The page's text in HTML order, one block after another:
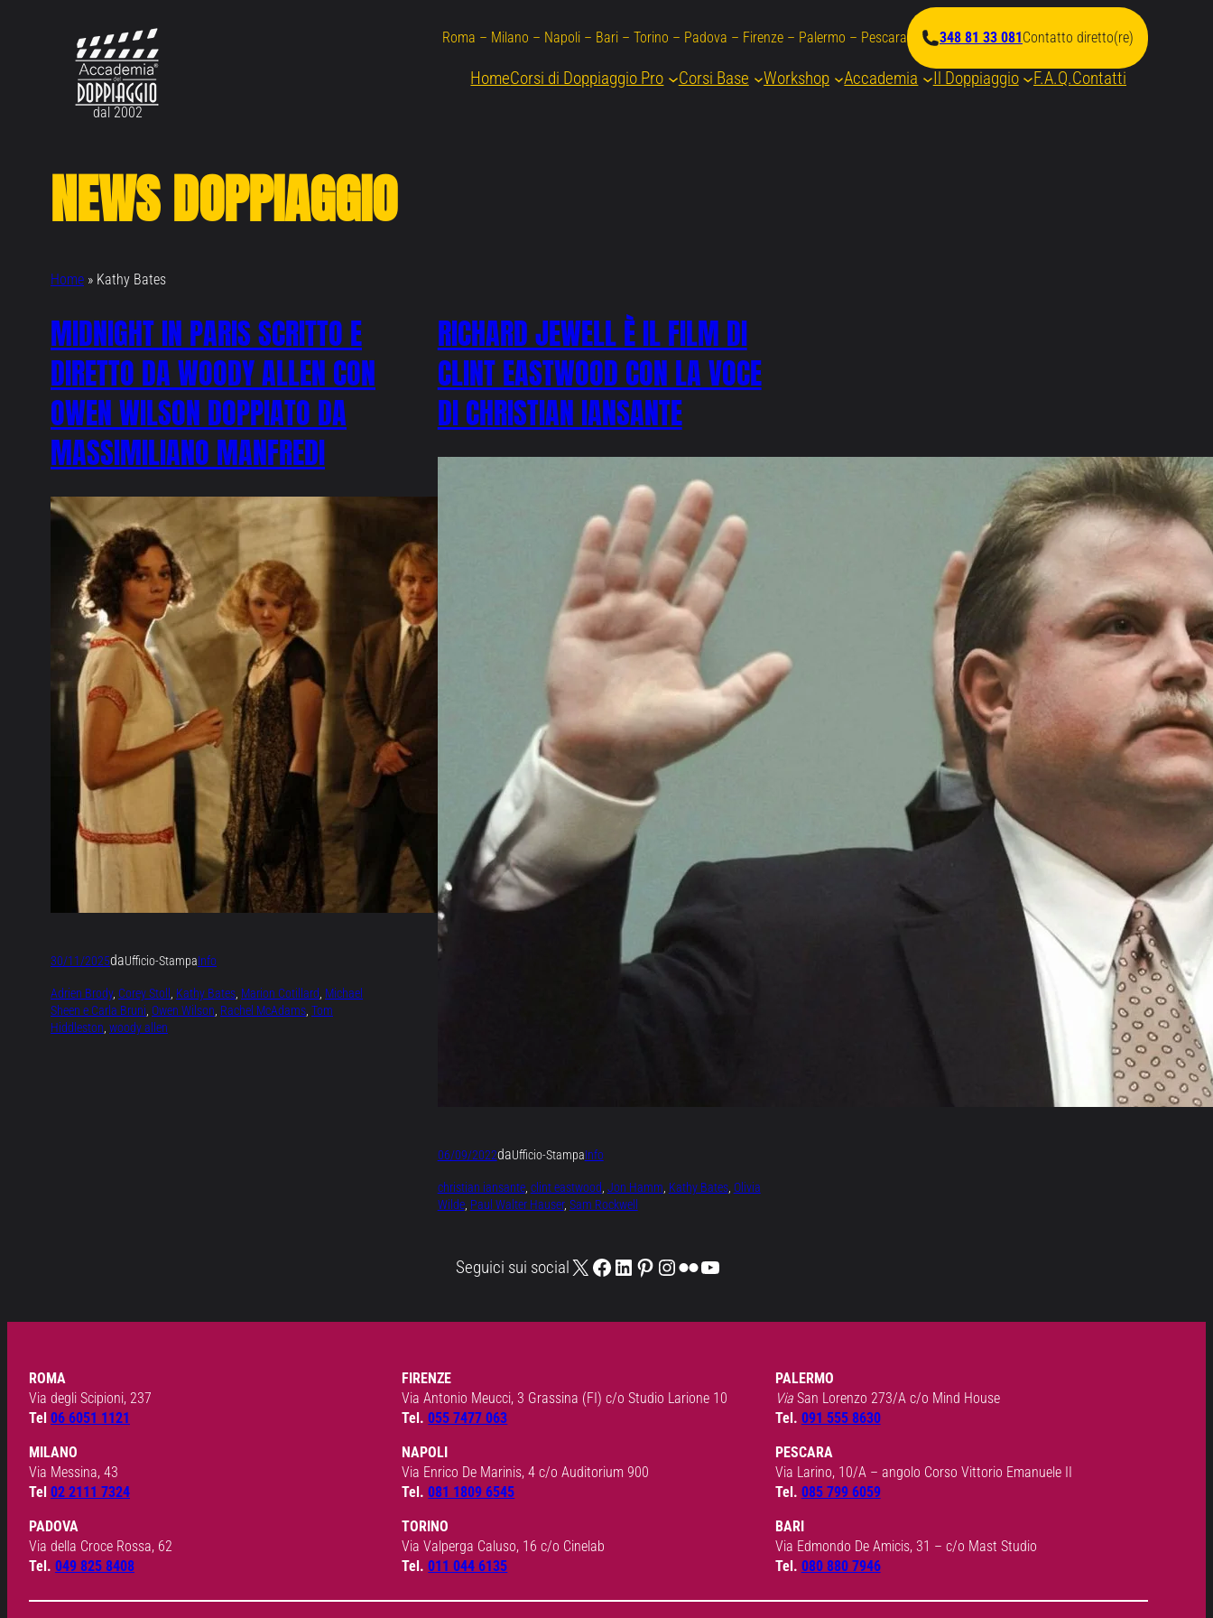
Roma – Milano – Napoli – Bari – Torino – Padova – Firenze – Palermo – Pescara 348 81 33 081Contatto diretto(re)
dal 2002
HomeCorsi di Doppiaggio Pro Corsi Base Workshop Accademia Il Doppiaggio F.A.Q.Contatti
NEWS DOPPIAGGIO
Home » Kathy Bates
MIDNIGHT IN PARIS SCRITTO E
DIRETTO DA WOODY ALLEN CON
OWEN WILSON DOPPIATO DA
MASSIMILIANO MANFREDI
30/11/2025daUfficio-StampaInfo
Adrien Brody, Corey Stoll , Kathy Bates, Marion Cotillard, Michael
Sheen e Carla Bruni, Owen Wilson, Rachel McAdams, Tom
Hiddleston, woody allen
RICHARD JEWELL È IL FILM DI
CLINT EASTWOOD CON LA VOCE
DI CHRISTIAN IANSANTE
06/09/2022daUfficio-StampaInfo
christian iansante, clint eastwood, Jon Hamm, Kathy Bates, Olivia
Wilde, Paul Walter Hauser, Sam Rockwell
Seguici sui socialX Facebook
LinkedIn
Pinterest
Instagram
FlickrYouTube
ROMA
Via degli Scipioni, 237
Tel 06 6051 1121
MILANO
Via Messina, 43
Tel 02 2111 7324
PADOVA
Via della Croce Rossa, 62
Tel. 049 825 8408
FIRENZE
Via Antonio Meucci, 3 Grassina (FI) c/o Studio Larione 10
Tel.055 7477 063
NAPOLI
Via Enrico De Marinis, 4 c/o Auditorium 900
Tel.081 1809 6545
TORINO
Via Valperga Caluso, 16 c/o Cinelab
Tel.011 044 6135
PALERMO
Via San Lorenzo 273/A c/o Mind House
Tel. 091 555 8630
PESCARA
Via Larino, 10/A – angolo Corso Vittorio Emanuele II
Tel. 085 799 6059
BARI
Via Edmondo De Amicis, 31 – c/o Mast Studio
Tel. 080 880 7946